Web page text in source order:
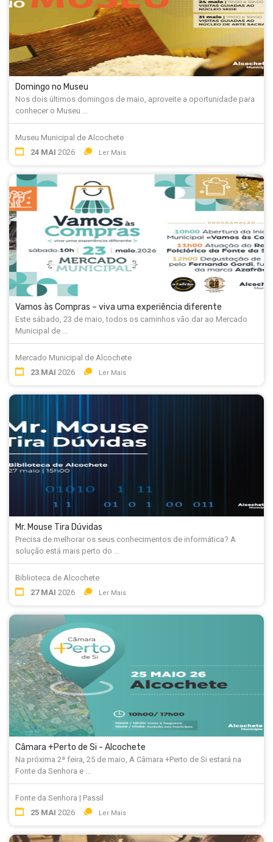
Domingo no Museu
Nos dois últimos domingos de maio, aproveite a oportunidade para
conhecer o Museu ...
Museu Municipal de Alcochete
24 MAI 2026 Ler Mais
Vamos às Compras – viva uma experiência diferente
Este sábado, 23 de maio, todos os caminhos vão dar ao Mercado
Municipal de ...
Mercado Municipal de Alcochete
23 MAI 2026 Ler Mais
Mr. Mouse Tira Dúvidas
Precisa de melhorar os seus conhecimentos de informática? A
solução está mais perto do ...
Biblioteca de Alcochete
27 MAI 2026 Ler Mais
Câmara +Perto de Si - Alcochete
Na próxima 2ª feira, 25 de maio, A Câmara +Perto de Si estará na
Fonte da Senhora e ...
Fonte da Senhora | Passil
25 MAI 2026 Ler Mais